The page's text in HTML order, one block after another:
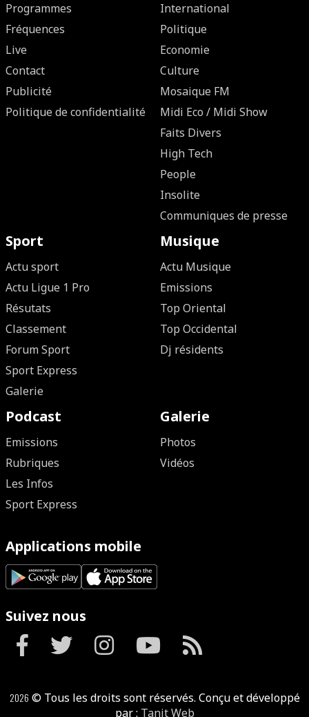
Programmes
Fréquences
Live
Contact
Publicité
Politique de confidentialité
International
Politique
Economie
Culture
Mosaique FM
Midi Eco / Midi Show
Faits Divers
High Tech
People
Insolite
Communiques de presse
Sport
Actu sport
Actu Ligue 1 Pro
Résutats
Classement
Forum Sport
Sport Express
Galerie
Musique
Actu Musique
Emissions
Top Oriental
Top Occidental
Dj résidents
Podcast
Emissions
Rubriques
Les Infos
Sport Express
Galerie
Photos
Vidéos
Applications mobile
Suivez nous
2026 © Tous les droits sont réservés. Conçu et développé
par : Tanit Web